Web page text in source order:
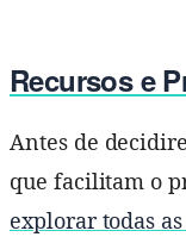
Recursos e
Antes de
que facilitam o
explorar todas